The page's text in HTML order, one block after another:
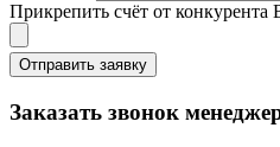
Прикрепить счёт от конкурента
Отправить заявку
Заказать звонок